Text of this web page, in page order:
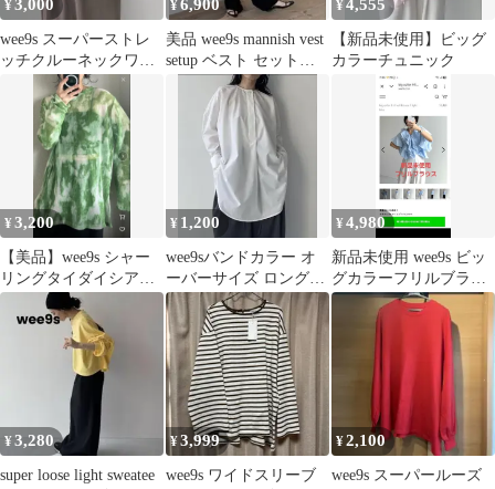
¥3,000
wee9s スーパーストレ
ッチクルーネックワン
ピース【FREE】
¥6,900
美品 wee9s mannish vest
setup ベスト セットア
ップ
¥4,555
【新品未使用】ビッグ
カラーチュニック
¥3,200
【美品】wee9s シャー
リングタイダイシアー
トップス グリーン フリ
ーサイズ
¥ 1,200
wee9sバンドカラー オ
ーバーサイズ ロングシ
ャツ
¥4,980
新品未使用 wee9s ビッ
グカラーフリルブラウ
ス 半袖 ライトブルー
¥3,280
super loose light sweatee
¥3,999
wee9s ワイドスリーブ
¥2,100
wee9s スーパールーズ